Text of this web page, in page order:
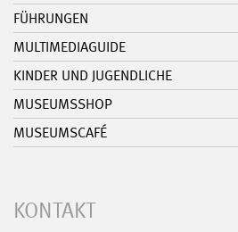
FÜHRUNGEN
MULTIMEDIAGUIDE
KINDER UND JUGENDLICHE
MUSEUMSSHOP
MUSEUMSCAFÉ
KONTAKT